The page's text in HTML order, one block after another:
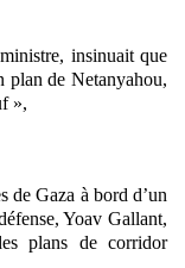
insinuait que
plan de Netanyahou,
»,
de Gaza à bord d’un
Yoav Gallant,
plans de corridor